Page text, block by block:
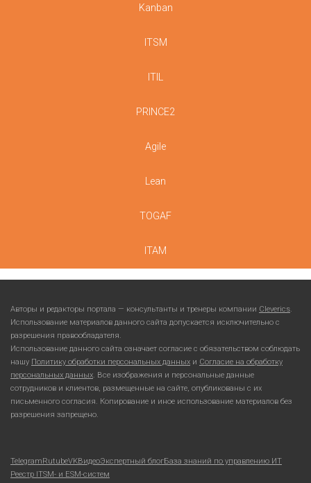
Kanban
ITSM
ITIL
PRINCE2
Agile
Lean
TOGAF
ITAM
Авторы и редакторы портала — консультанты и тренеры компании Cleverics.
Использование материалов данного сайта допускается исключительно с
разрешения правообладателя.
Использование данного сайта означает согласие с обязательством соблюдать
нашу Политику обработки персональных данных и Согласие на обработку
персональных данных. Все изображения и персональные данные
сотрудников и клиентов, размещенные на сайте, опубликованы с их
письменного согласия. Копирование и иное использование материалов без
разрешения запрещено.
TelegramRutubeVKВидеоЭкспертный блогБаза знаний по управлению ИТ
Реестр ITSM- и ESM-систем